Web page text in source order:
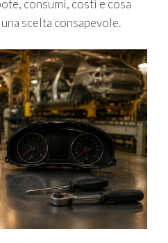
consumi, costi e cosa
scelta consapevole.